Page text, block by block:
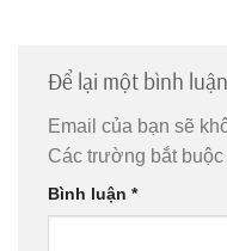
Để lại một bình luận
Email của bạn sẽ
Các trường bắt
Bình luận *